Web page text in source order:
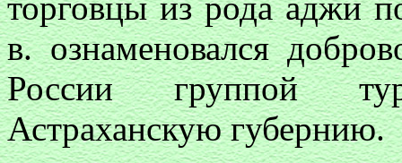
в. ознаменовался
России группой
Астраханскую губернию.